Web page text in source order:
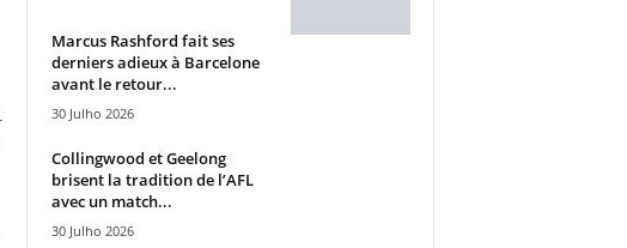
Marcus Rashford fait ses
derniers adieux à Barcelone
avant le retour...
30 Julho 2026
Collingwood et Geelong
brisent la tradition de l’AFL
avec un match...
30 Julho 2026